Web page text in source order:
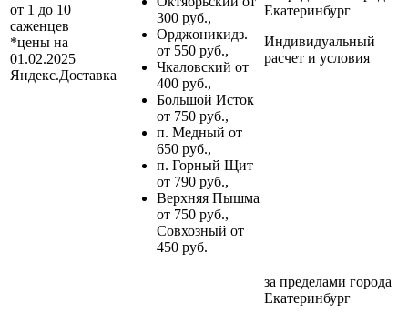
от 1 до 10
саженцев
*цены на
01.02.2025
Яндекс.Доставка
300 руб.,
Орджоникидз.
от 550 руб.,
Чкаловский от
400 руб.,
Большой Исток
от 750 руб.,
п. Медный от
650 руб.,
п. Горный Щит
от 790 руб.,
Верхняя Пышма
от 750 руб.,
Совхозный от
450 руб.
Екатеринбург
Индивидуальный
расчет и условия
за пределами города
Екатеринбург